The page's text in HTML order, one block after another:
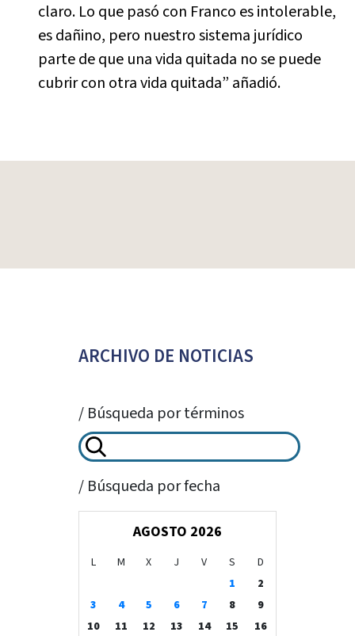
claro. Lo que pasó con Franco es intolerable,
es dañino, pero nuestro sistema jurídico
parte de que una vida quitada no se puede
cubrir con otra vida quitada” añadió.
ARCHIVO DE NOTICIAS
/ Búsqueda por términos
/ Búsqueda por fecha
AGOSTO 2026
L M X J V S
D
1
2
3
4 5 6 7 8
9
10
11 12 13 14 15
16